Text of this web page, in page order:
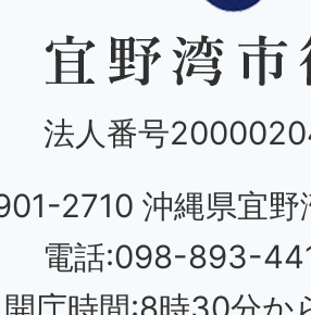
法人番号
2710 沖縄県宜野
電話:098-893-